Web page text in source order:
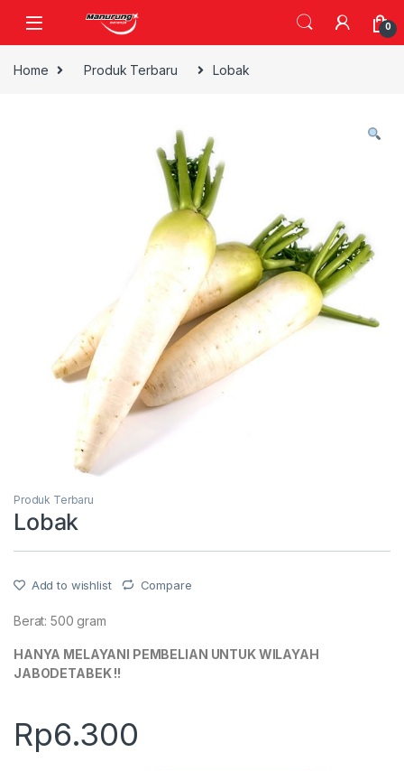
0
Home Produk Terbaru Lobak
Produk Terbaru
Lobak
Add to wishlist Compare
Berat: 500 gram
HANYA MELAYANI PEMBELIAN UNTUK WILAYAH
JABODETABEK !!
Rp6.300